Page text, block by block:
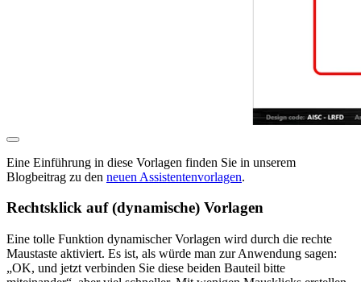
Eine Einführung in diese Vorlagen finden Sie in unserem
Blogbeitrag zu den neuen Assistentenvorlagen.
Rechtsklick auf (dynamische) Vorlagen
Eine tolle Funktion dynamischer Vorlagen wird durch die rechte
Maustaste aktiviert. Es ist, als würde man zur Anwendung sagen:
„OK, und jetzt verbinden Sie diese beiden Bauteil bitte